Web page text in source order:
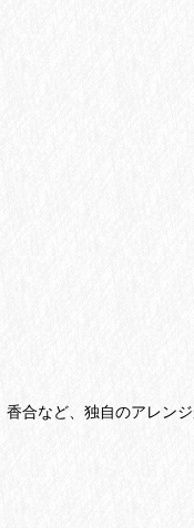
合など、独自のアレン